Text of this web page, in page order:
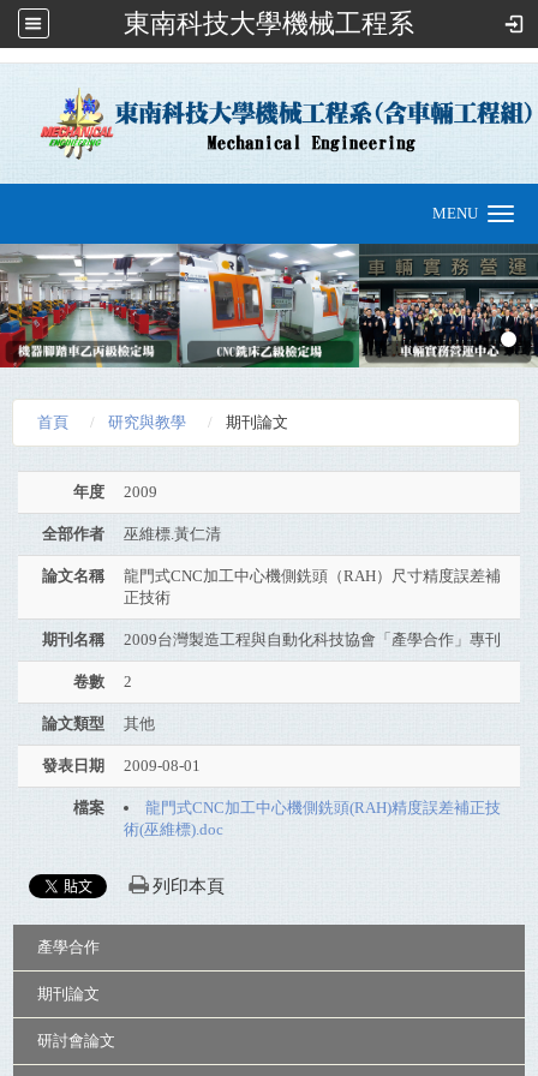
東南科技大學機械工程系
:::
navigation
MENU
首頁 研究與教學 期刊論文
年度 2009
全部作者 巫維標.黃仁清
論文名稱
龍門式CNC加工中心機側銑頭（RAH）尺寸精度誤差補
正技術
期刊名稱 2009台灣製造工程與自動化科技協會「產學合作」專刊
卷數 2
論文類型 其他
發表日期 2009-08-01
檔案
龍門式CNC加工中心機側銑頭(RAH)精度誤差補正技
術(巫維標).doc
列印本頁
產學合作
期刊論文
研討會論文